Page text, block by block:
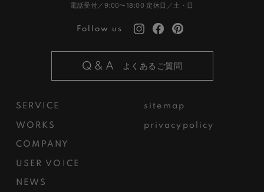
SERVICE
WORKS
COMPANY
USER VOICE
NEWS
sitemap
privacypolicy
電話受付／9:00〜18:00 定休日／土・日
Follow us
Q&A よくあるご質問